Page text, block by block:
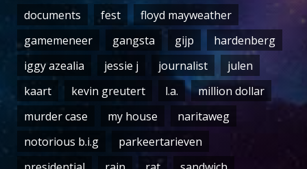
documents
fest
floyd mayweather
gamemeneer
gangsta gijp
hardenberg
iggy azealia
jessie j journalist
julen
kaart
kevin greutert l.a.
million dollar
murder case
my house
naritaweg
notorious b.i.g
parkeertarieven